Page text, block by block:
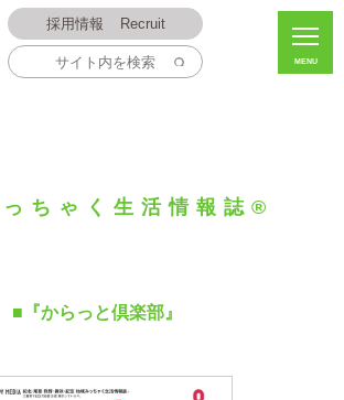
採用情報 Recruit
MENU
ちゃく生活情報誌®
■『からっと倶楽部』